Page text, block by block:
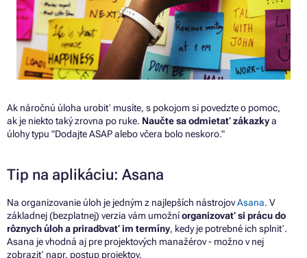
Ak náročnú úloha urobiť musíte, s pokojomsi povedzteo pomoc,
ak je niekto taký zrovna po ruke. Naučtesaodmietať zákazkya
úlohy typu "Dodajte ASAP alebo včera bolo neskoro."
Tip na aplikáciu: Asana
Na organizovanie úloh je jednýmz najlepších nástrojovAsana. V
základnej (bezplatnej) verzia vám umožníorganizovaťsi prácudo
rôznych úlohapriraďovať im termíny, kedyje potrebné ich splniť.
Asana jevhodná aj pre projektových manažérov - možnovnej
zobraziť napr. postup projektov.